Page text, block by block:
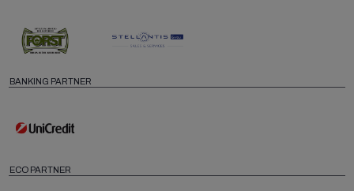
BANKING PARTNER
ECO PARTNER